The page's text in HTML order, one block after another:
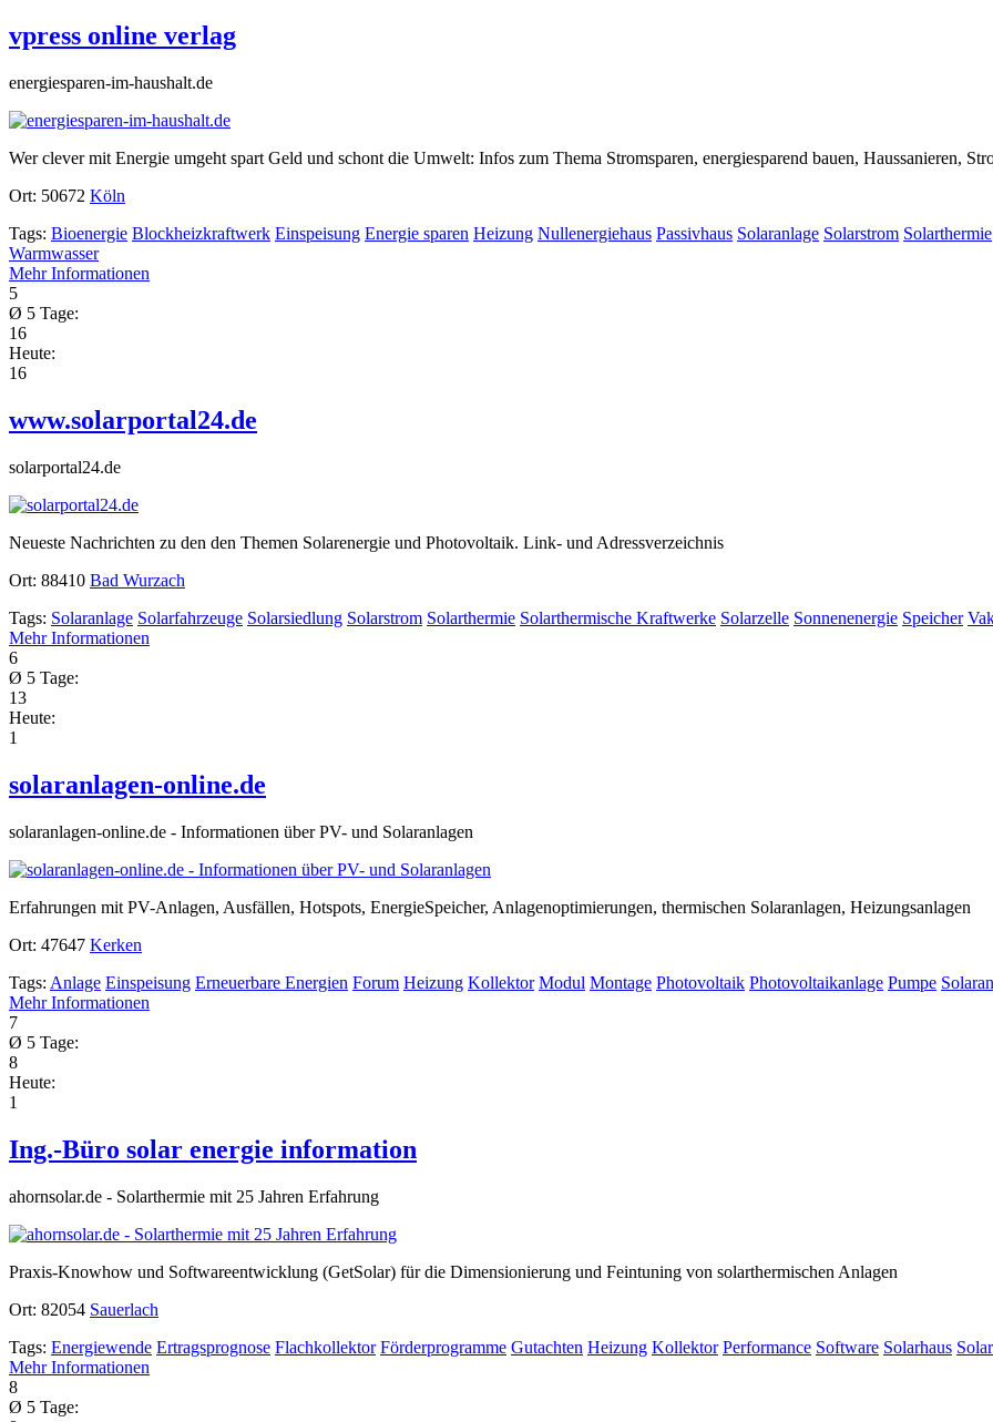
vpress online verlag
energiesparen-im-haushalt.de
Wer clever mit Energie umgeht spart Geld und schont die Umwelt: Infos zum Thema Stromsparen, energiesparend bauen, Haussanieren,
Ort: 50672 Köln
Tags: Bioenergie Blockheizkraftwerk Einspeisung Energie sparen Heizung Nullenergiehaus Passivhaus Solaranlage Solarstrom Solarthermie
Warmwasser
Mehr Informationen
5
Ø 5 Tage:
16
Heute:
16
www.solarportal24.de
solarportal24.de
Neueste Nachrichten zu den den Themen Solarenergie und Photovoltaik. Link- und Adressverzeichnis
Ort: 88410 Bad Wurzach
Tags: Solaranlage Solarfahrzeuge Solarsiedlung Solarstrom Solarthermie Solarthermische Kraftwerke Solarzelle Sonnenenergie Speicher
Mehr Informationen
6
Ø 5 Tage:
13
Heute:
1
solaranlagen-online.de
solaranlagen-online.de - Informationen über PV- und Solaranlagen
Erfahrungen mit PV-Anlagen, Ausfällen, Hotspots, EnergieSpeicher, Anlagenoptimierungen, thermischen Solaranlagen, Heizungsanlagen
Ort: 47647 Kerken
Tags: Anlage Einspeisung Erneuerbare Energien Forum Heizung Kollektor Modul Montage Photovoltaik Photovoltaikanlage Pumpe
Mehr Informationen
7
Ø 5 Tage:
8
Heute:
1
Ing.-Büro solar energie information
ahornsolar.de - Solarthermie mit 25 Jahren Erfahrung
Praxis-Knowhow und Softwareentwicklung (GetSolar) für die Dimensionierung und Feintuning von solarthermischen Anlagen
Ort: 82054 Sauerlach
Tags: Energiewende Ertragsprognose Flachkollektor Förderprogramme Gutachten Heizung Kollektor Performance Software Solarhaus
Mehr Informationen
8
Ø 5 Tage: